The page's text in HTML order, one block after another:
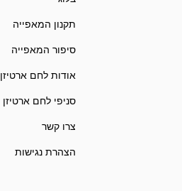
תקנון המאפייה
סיפור המאפייה
אודות לחם ארטיזן
סניפי לחם ארטיזן
צרו קשר
הצהרת נגישות